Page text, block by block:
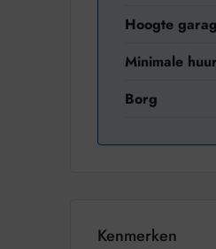
Hoogte
Minimale
Borg
Kenmerken